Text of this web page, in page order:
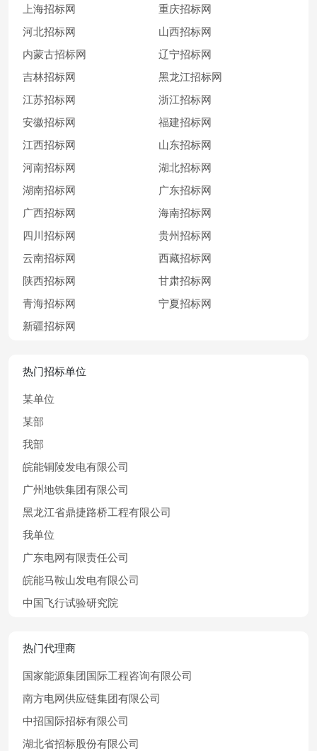
上海招标网
重庆招标网
河北招标网
山西招标网
内蒙古招标网
辽宁招标网
吉林招标网
黑龙江招标网
江苏招标网
浙江招标网
安徽招标网
福建招标网
江西招标网
山东招标网
河南招标网
湖北招标网
湖南招标网
广东招标网
广西招标网
海南招标网
四川招标网
贵州招标网
云南招标网
西藏招标网
陕西招标网
甘肃招标网
青海招标网
宁夏招标网
新疆招标网
热门招标单位
某单位
某部
我部
皖能铜陵发电有限公司
广州地铁集团有限公司
黑龙江省鼎捷路桥工程有限公司
我单位
广东电网有限责任公司
皖能马鞍山发电有限公司
中国飞行试验研究院
热门代理商
国家能源集团国际工程咨询有限公司
南方电网供应链集团有限公司
中招国际招标有限公司
湖北省招标股份有限公司